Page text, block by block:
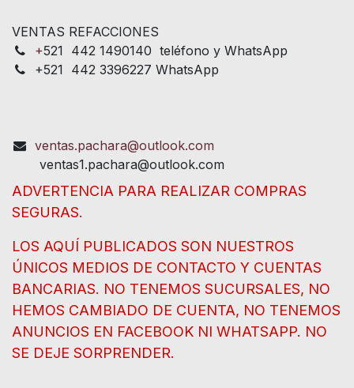
VENTAS REFACCIONES
+521 442 1490140 teléfono y WhatsApp
+521 442 3396227 WhatsApp
ventas.pachara@outlook.com
ventas1.pachara@outlook.com
ADVERTENCIA PARA REALIZAR COMPRAS
SEGURAS.
LOS AQUÍ PUBLICADOS SON NUESTROS
ÚNICOS MEDIOS DE CONTACTO Y CUENTAS
BANCARIAS. NO TENEMOS SUCURSALES, NO
HEMOS CAMBIADO DE CUENTA, NO TENEMOS
ANUNCIOS EN FACEBOOK NI WHATSAPP. NO
SE DEJE SORPRENDER.